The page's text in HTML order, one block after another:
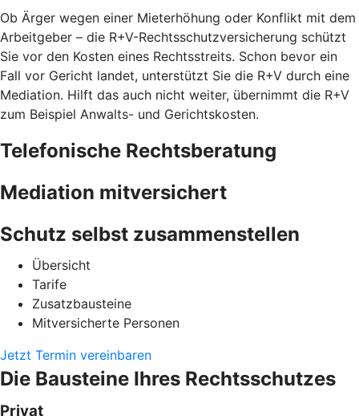
Ob Ärger wegen einer Mieterhöhung oder Konflikt mit dem
Arbeitgeber – die R+V-Rechtsschutzversicherung schützt
Sie vor den Kosten eines Rechtsstreits. Schon bevor ein
Fall vor Gericht landet, unterstützt Sie die R+V durch eine
Mediation. Hilft das auch nicht weiter, übernimmt die R+V
zum Beispiel Anwalts- und Gerichtskosten.
Telefonische Rechtsberatung
Mediation mitversichert
Schutz selbst zusammenstellen
Übersicht
Tarife
Zusatzbausteine
Mitversicherte Personen
Jetzt Termin vereinbaren
Die Bausteine Ihres Rechtsschutzes
Privat